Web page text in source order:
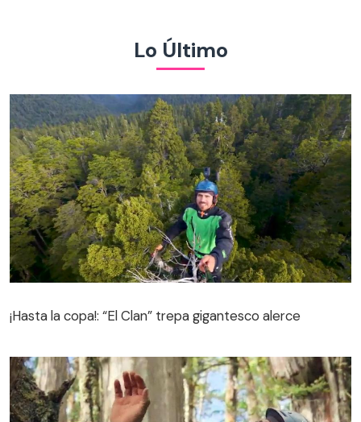
Lo Último
¡Hasta la copa!: “El Clan” trepa gigantesco alerce